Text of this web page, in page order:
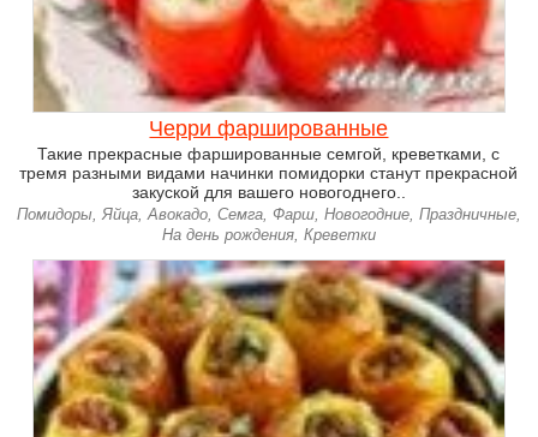
Черри фаршированные
Такие прекрасные фаршированные семгой, креветками, с
тремя разными видами начинки помидорки станут прекрасной
закуской для вашего новогоднего..
Помидоры, Яйца, Авокадо, Семга, Фарш, Новогодние, Праздничные,
На день рождения, Креветки